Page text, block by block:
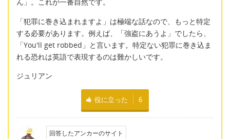
ん」。これが一番自然です。
「犯罪に巻き込まれますよ」は極端な話なので、もっと特定
する必要があります。例えば、「強盗にあうよ」でしたら、
「You'll get robbed」と言います。特定ない犯罪に巻き込ま
れる恐れは英語で表現するのは難かしいです。
ジュリアン
役に立った 6
回答したアンカーのサイト